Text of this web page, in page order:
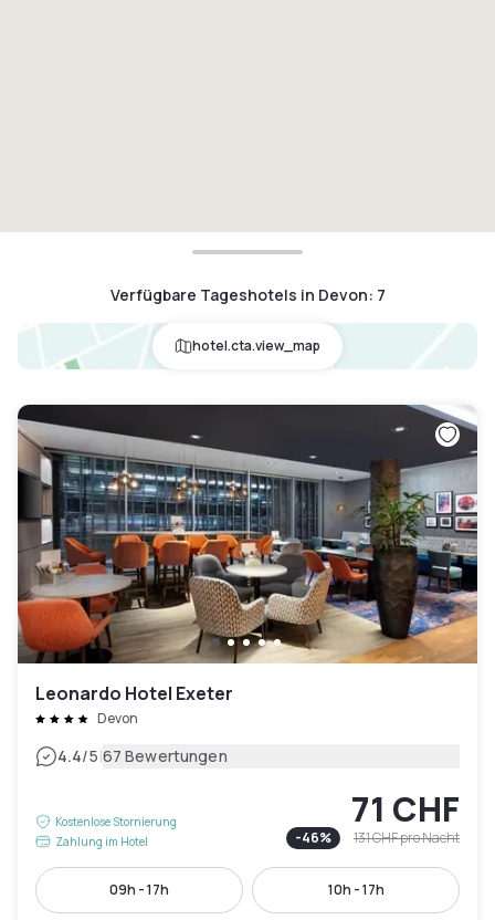
Verfügbare Tageshotels in Devon: 7
hotel.cta.view_map
Leonardo Hotel Exeter
Devon
4.4/5|67 Bewertungen
Kostenlose Stornierung
Zahlung im Hotel
71 CHF
-46% 131 CHFpro Nacht
09h - 17h 10h - 17h